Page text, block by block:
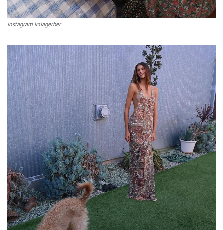
instagram kaiagerber